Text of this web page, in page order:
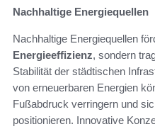
Nachhaltige Energiequellen
Nachhaltige Energiequellen
Energieeffizienz, sondern
Stabilität der städtischen
von erneuerbaren Energien
Fußabdruck verringern und
positionieren. Innovative